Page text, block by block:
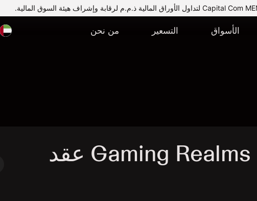
الأسواق التسعير من نحن
تداول Gaming Realms PLC - GMRG عقد